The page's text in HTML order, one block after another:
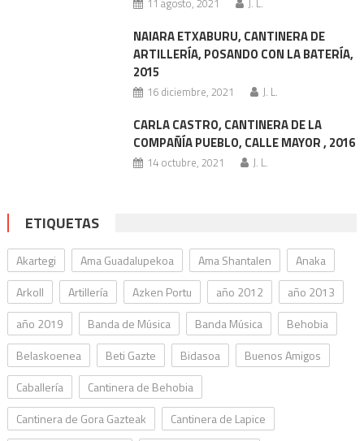
11 agosto, 2021 J. L.
NAIARA ETXABURU, CANTINERA DE
ARTILLERÍA, POSANDO CON LA BATERÍA,
2015
16 diciembre, 2021 J. L.
CARLA CASTRO, CANTINERA DE LA
COMPAÑÍA PUEBLO, CALLE MAYOR , 2016
14 octubre, 2021 J. L.
ETIQUETAS
Akartegi Ama Guadalupekoa Ama Shantalen
Anaka
Arkoll
Artillería Azken Portu año 2012
año 2013
año 2019
Banda de Música Banda Música
Behobia
Belaskoenea
Beti Gazte Bidasoa
Buenos Amigos
Caballería
Cantinera de Behobia
Cantinera de Gora Gazteak
Cantinera de Lapice